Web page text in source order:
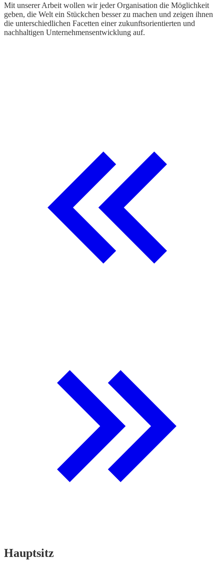
Mit unserer Arbeit wollen wir jeder Organisation die Möglichkeit
geben, die Welt ein Stückchen besser zu machen und zeigen ihnen
die unterschiedlichen Facetten einer zukunftsorientierten und
nachhaltigen Unternehmensentwicklung auf.
Hauptsitz